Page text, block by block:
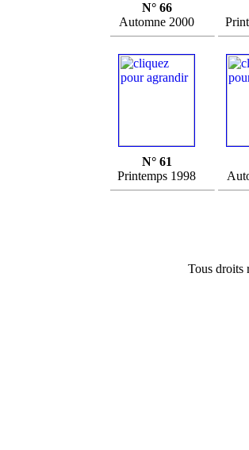
N° 66
Automne 2000
N° 61
Printemps 1998
Tous droits